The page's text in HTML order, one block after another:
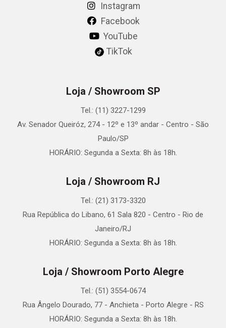
Instagram
Facebook
YouTube
TikTok
Loja / Showroom SP
Tel.: (11) 3227-1299
Av. Senador Queiróz, 274 - 12º e 13º andar - Centro - São
Paulo/SP
HORÁRIO: Segunda a Sexta: 8h às 18h.
Loja / Showroom RJ
Tel.: (21) 3173-3320
Rua República do Libano, 61 Sala 820 - Centro - Rio de
Janeiro/RJ
HORÁRIO: Segunda a Sexta: 8h às 18h.
Loja / Showroom Porto Alegre
Tel.: (51) 3554-0674
Rua Ângelo Dourado, 77 - Anchieta - Porto Alegre - RS
HORÁRIO: Segunda a Sexta: 8h às 18h.